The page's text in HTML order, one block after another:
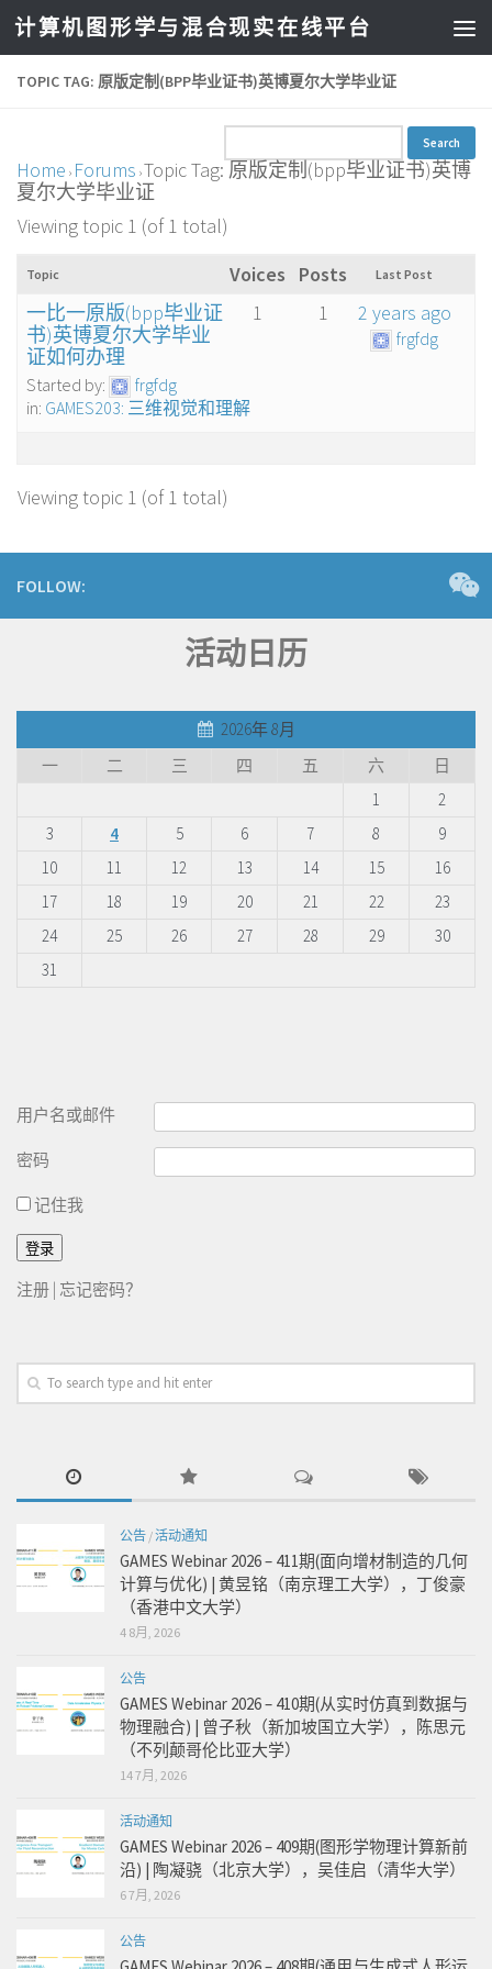
计算机图形学与混合现实在线平台
TOPIC TAG: 原版定制(BPP毕业证书)英博夏尔大学毕业证
Home › Forums ›Topic Tag: 原版定制(bpp毕业证书)英博
夏尔大学毕业证
Viewing topic 1 (of 1 total)
Topic Voices Posts Last Post
一比一原版(bpp毕业证
书)英博夏尔大学毕业
证如何办理
Started by:
frgfdg
in: GAMES203: 三维视觉和理解
1 1 2 years ago
frgfdg
Viewing topic 1 (of 1 total)
FOLLOW:
活动日历
2026年 8月
一
二 三 四 五 六
日
1
2
3
4 5 6 7 8
9
10
11 12 13 14 15
16
17
18 19 20 21 22
23
24
25 26 27 28 29
30
31
用户名或邮件
密码
记住我
注册 忘记密码？
公告 /活动通知
GAMES Webinar 2026 – 411期(面向增材制造的几何
计算与优化) | 黄昱铭（南京理工大学），丁俊豪
（香港中文大学）
4 8月, 2026
公告
GAMES Webinar 2026 – 410期(从实时仿真到数据与
物理融合) | 曾子秋（新加坡国立大学），陈思元
（不列颠哥伦比亚大学）
14 7月, 2026
活动通知
GAMES Webinar 2026 – 409期(图形学物理计算新前
沿) | 陶凝骁（北京大学），吴佳启（清华大学）
6 7月, 2026
公告